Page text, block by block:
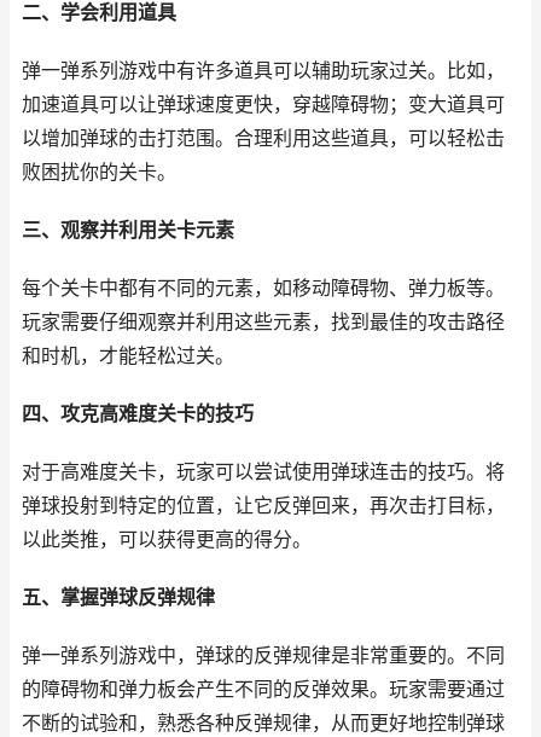
二、学会利用道具
弹一弹系列游戏中有许多道具可以辅助玩家过关。比如，
加速道具可以让弹球速度更快，穿越障碍物；变大道具可
以增加弹球的击打范围。合理利用这些道具，可以轻松击
败困扰你的关卡。
三、观察并利用关卡元素
每个关卡中都有不同的元素，如移动障碍物、弹力板等。
玩家需要仔细观察并利用这些元素，找到最佳的攻击路径
和时机，才能轻松过关。
四、攻克高难度关卡的技巧
对于高难度关卡，玩家可以尝试使用弹球连击的技巧。将
弹球投射到特定的位置，让它反弹回来，再次击打目标，
以此类推，可以获得更高的得分。
五、掌握弹球反弹规律
弹一弹系列游戏中，弹球的反弹规律是非常重要的。不同
的障碍物和弹力板会产生不同的反弹效果。玩家需要通过
不断的试验和，熟悉各种反弹规律，从而更好地控制弹球